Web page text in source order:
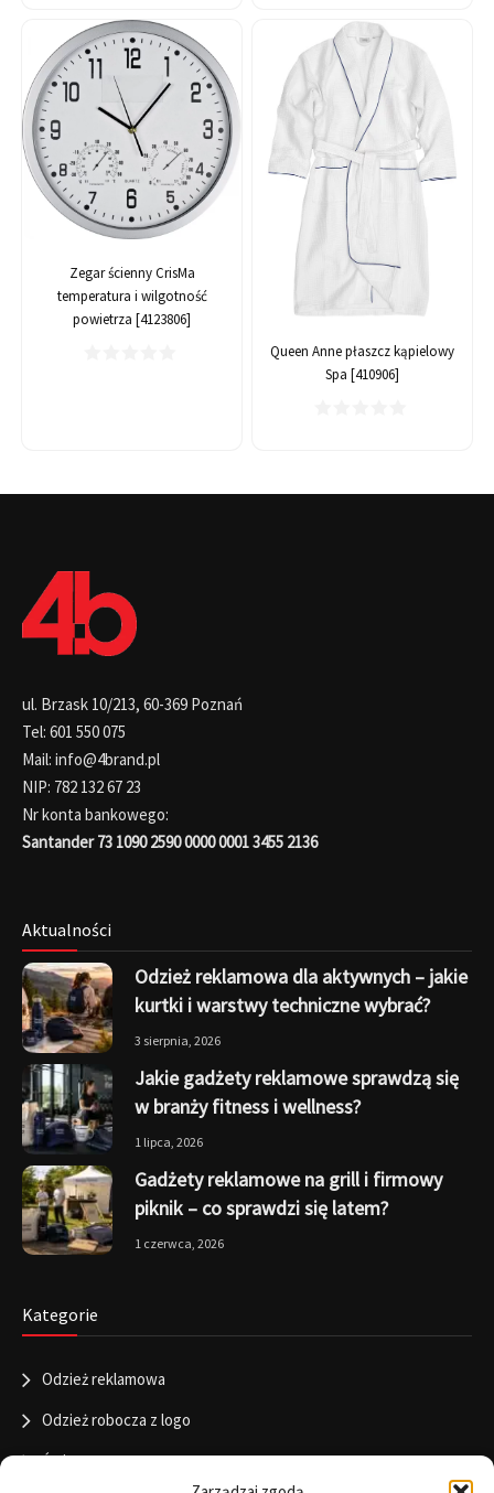
Zegar ścienny CrisMa
temperatura i wilgotność
powietrza [4123806]
Queen Anne płaszcz kąpielowy
Spa [410906]
ul. Brzask 10/213, 60-369 Poznań
Tel: 601 550 075
Mail: info@4brand.pl
NIP: 782 132 67 23
Nr konta bankowego:
Santander 73 1090 2590 0000 0001 3455 2136
Aktualności
Odzież reklamowa dla aktywnych – jakie
kurtki i warstwy techniczne wybrać?
3 sierpnia, 2026
Jakie gadżety reklamowe sprawdzą się
w branży fitness i wellness?
1 lipca, 2026
Gadżety reklamowe na grill i firmowy
piknik – co sprawdzi się latem?
1 czerwca, 2026
Kategorie
Odzież reklamowa
Odzież robocza z logo
Święta